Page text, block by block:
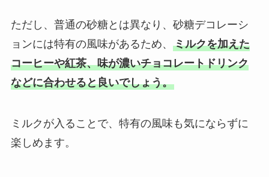
ただし、普通の砂糖とは異なり、砂糖デコレーシ
ョンには特有の風味があるため、 ミルクを加えた
コーヒーや紅茶、味が濃いチョコレートドリンク
などに合わせると良いでしょう。
ミルクが入ることで、特有の風味も気にならずに
楽しめます。